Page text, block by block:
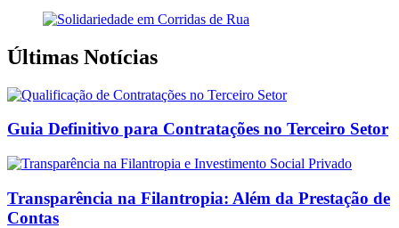
Últimas Notícias
Guia Definitivo para Contratações no Terceiro Setor
Transparência na Filantropia: Além da Prestação de
Contas